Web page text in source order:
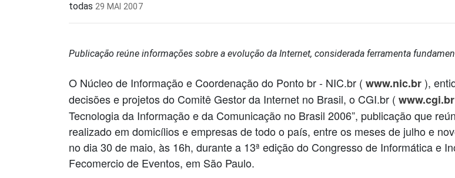
todas 29 MAI 2007
Publicação reúne informações sobre a evolução da Internet, considerada ferramenta
O Núcleo de Informação e Coordenação do Ponto br - NIC.br ( www.nic.br ),
decisões e projetos do Comitê Gestor da Internet no Brasil, o CGI.br ( www.cgi.br
Tecnologia da Informação e da Comunicação no Brasil 2006”, publicação que
realizado em domicílios e empresas de todo o país, entre os meses de julho e
no dia 30 de maio, às 16h, durante a 13ª edição do Congresso de Informática e
Fecomercio de Eventos, em São Paulo.